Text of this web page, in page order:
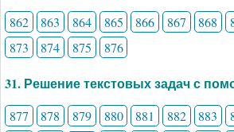
862 863 864 865 866 867 868
873
874 875 876
31. Решение текстовых задач с
877 878 879 880 881 882 883